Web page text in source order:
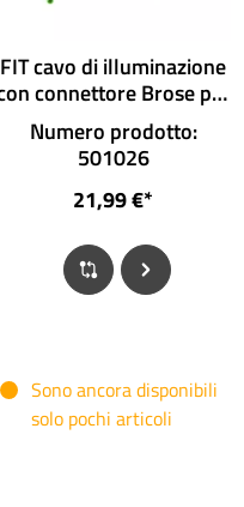
FIT cavo di illuminazione
connettore Brose per
luci anteriori senza
connettore
Numero prodotto:
501026
21,99 €*
Sono ancora disponibili
solo pochi articoli